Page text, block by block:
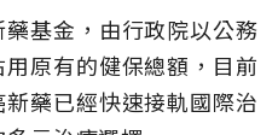
基金，由行政院以公務
原有的健保總額，目前
藥已經快速接軌國際治